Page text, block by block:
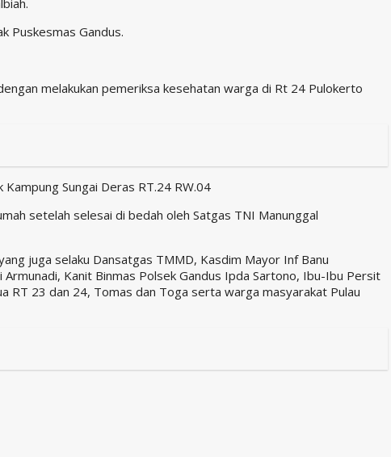
Puskesmas Gandus.
melakukan pemeriksa kesehatan warga di Rt 24 Pulokerto
Sungai Deras RT.24 RW.04
setelah selesai di bedah oleh Satgas TNI Manunggal
juga selaku Dansatgas TMMD, Kasdim Mayor Inf Banu
Kanit Binmas Polsek Gandus Ipda Sartono, Ibu-Ibu Persit
RT 23 dan 24, Tomas dan Toga serta warga masyarakat Pulau